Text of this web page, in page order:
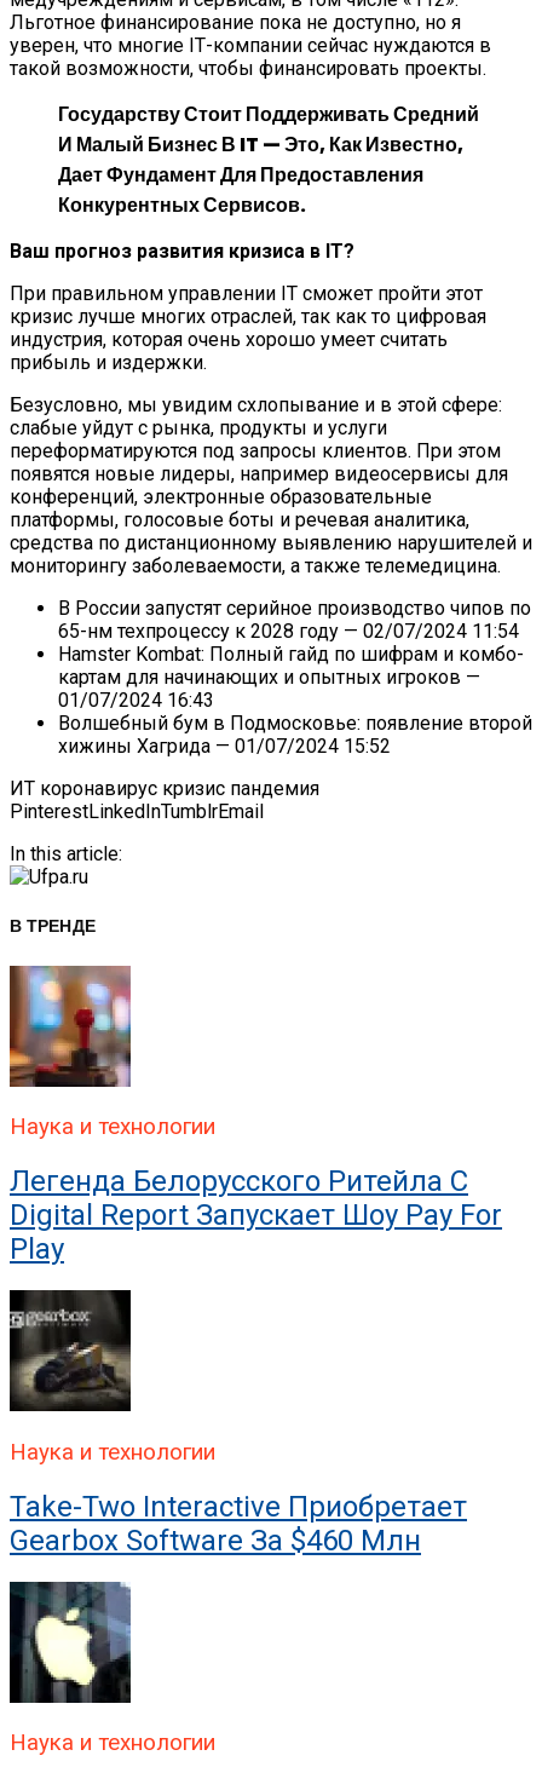
Льготное финансирование пока не доступно, но я
уверен, что многие IТ-компании сейчас нуждаются в
такой возможности, чтобы финансировать проекты.
Государству Стоит Поддерживать Средний
И Малый Бизнес В IT — Это, Как Известно,
Дает Фундамент Для Предоставления
Конкурентных Сервисов.
Ваш прогноз развития кризиса в IТ?
При правильном управлении IT сможет пройти этот
кризис лучше многих отраслей, так как то цифровая
индустрия, которая очень хорошо умеет считать
прибыль и издержки.
Безусловно, мы увидим схлопывание и в этой сфере:
слабые уйдут с рынка, продукты и услуги
переформатируются под запросы клиентов. При этом
появятся новые лидеры, например видеосервисы для
конференций, электронные образовательные
платформы, голосовые боты и речевая аналитика,
средства по дистанционному выявлению нарушителей и
мониторингу заболеваемости, а также телемедицина.
В России запустят серийное производство чипов по
65-нм техпроцессу к 2028 году — 02/07/2024 11:54
Hamster Kombat: Полный гайд по шифрам и комбо-
картам для начинающих и опытных игроков —
01/07/2024 16:43
Волшебный бум в Подмосковье: появление второй
хижины Хагрида — 01/07/2024 15:52
ИТ коронавирус кризис пандемия
PinterestLinkedInTumblrEmail
In this article:
В ТРЕНДЕ
Наука и технологии
Легенда Белорусского Ритейла C
Digital Report Запускает Шоу Pay For
Play
Наука и технологии
Take-Two Interactive Приобретает
Gearbox Software За $460 Млн
Наука и технологии